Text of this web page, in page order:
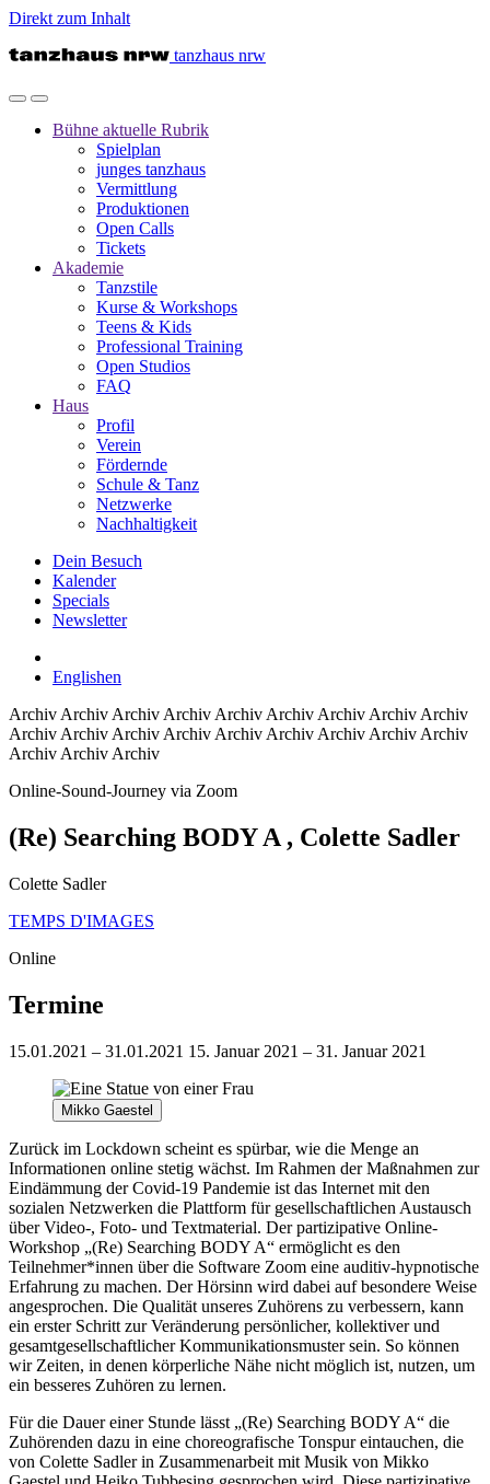
Direkt zum Inhalt
tanzhaus nrw
Bühne aktuelle Rubrik
Spielplan
junges tanzhaus
Vermittlung
Produktionen
Open Calls
Tickets
Akademie
Tanzstile
Kurse & Workshops
Teens & Kids
Professional Training
Open Studios
FAQ
Haus
Profil
Verein
Fördernde
Schule & Tanz
Netzwerke
Nachhaltigkeit
Dein Besuch
Kalender
Specials
Newsletter
Englishen
Archiv Archiv Archiv Archiv Archiv Archiv Archiv Archiv Archiv
Archiv Archiv Archiv Archiv Archiv Archiv Archiv Archiv Archiv
Archiv Archiv Archiv
Online-Sound-Journey via Zoom
(Re) Searching BODY A , Colette Sadler
Colette Sadler
TEMPS D'IMAGES
Online
Termine
15.01.2021 – 31.01.2021 15. Januar 2021 – 31. Januar 2021
Mikko Gaestel
Zurück im Lockdown scheint es spürbar, wie die Menge an
Informationen online stetig wächst. Im Rahmen der Maßnahmen zur
Eindämmung der Covid-19 Pandemie ist das Internet mit den
sozialen Netzwerken die Plattform für gesellschaftlichen Austausch
über Video-, Foto- und Textmaterial. Der partizipative Online-
Workshop „(Re) Searching BODY A“ ermöglicht es den
Teilnehmer*innen über die Software Zoom eine auditiv-hypnotische
Erfahrung zu machen. Der Hörsinn wird dabei auf besondere Weise
angesprochen. Die Qualität unseres Zuhörens zu verbessern, kann
ein erster Schritt zur Veränderung persönlicher, kollektiver und
gesamtgesellschaftlicher Kommunikationsmuster sein. So können
wir Zeiten, in denen körperliche Nähe nicht möglich ist, nutzen, um
ein besseres Zuhören zu lernen.
Für die Dauer einer Stunde lässt „(Re) Searching BODY A“ die
Zuhörenden dazu in eine choreografische Tonspur eintauchen, die
von Colette Sadler in Zusammenarbeit mit Musik von Mikko